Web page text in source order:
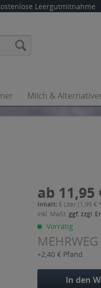
Leergutmitnahme
Milch &
ab 11,95
Inhalt: 6 Liter (1,99 €
inkl. MwSt. ggf. zzgl.
Vorrätig
MEHRWEG
+2,40 € Pfand
In den